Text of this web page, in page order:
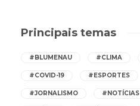
Principais temas
#BLUMENAU #CLIMA
#COVID-19 #ESPORTES
#JORNALISMO #NOTÍCIAS